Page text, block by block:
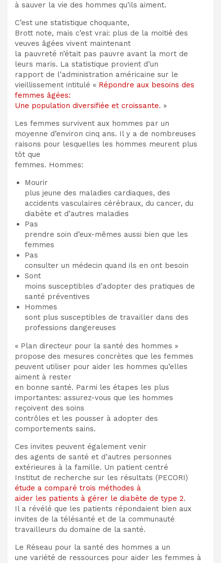
à sauver la vie des hommes qu’ils aiment.
C’est une statistique choquante,
Brott note, mais c’est vrai: plus de la moitié des
veuves âgées vivent maintenant
la pauvreté n’était pas pauvre avant la mort de
leurs maris. La statistique provient d’un
rapport de l’administration américaine sur le
vieillissement intitulé « Répondre aux besoins des
femmes âgées:
Une population diversifiée et croissante. »
Les femmes survivent aux hommes par un
moyenne d’environ cinq ans. Il y a de nombreuses
raisons pour lesquelles les hommes meurent plus
tôt que
femmes. Hommes:
Mourir
plus jeune des maladies cardiaques, des
accidents vasculaires cérébraux, du cancer, du
diabète et d’autres maladies
Pas
prendre soin d’eux-mêmes aussi bien que les
femmes
Pas
consulter un médecin quand ils en ont besoin
Sont
moins susceptibles d’adopter des pratiques de
santé préventives
Hommes
sont plus susceptibles de travailler dans des
professions dangereuses
« Plan directeur pour la santé des hommes »
propose des mesures concrètes que les femmes
peuvent utiliser pour aider les hommes qu’elles
aiment à rester
en bonne santé. Parmi les étapes les plus
importantes: assurez-vous que les hommes
reçoivent des soins
contrôles et les pousser à adopter des
comportements sains.
Ces invites peuvent également venir
des agents de santé et d’autres personnes
extérieures à la famille. Un patient centré
Institut de recherche sur les résultats (PECORI)
étude a comparé trois méthodes à
aider les patients à gérer le diabète de type 2.
Il a révélé que les patients répondaient bien aux
invites de la télésanté et de la communauté
travailleurs du domaine de la santé.
Le Réseau pour la santé des hommes a un
une variété de ressources pour aider les femmes à